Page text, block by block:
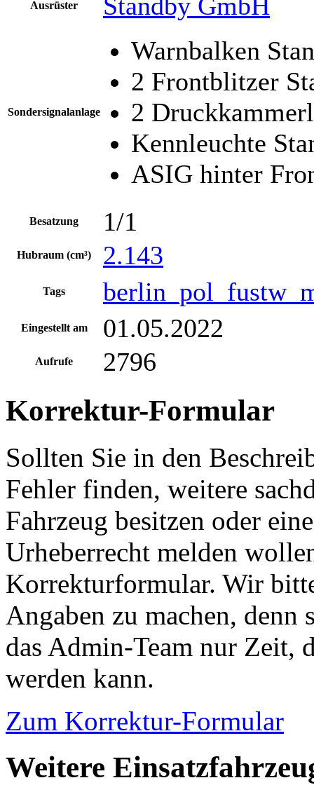
Ausrüster
Sondersignalanlage
Warnbalken
2 Frontblitzer
2
Kennleuchte
ASIG hinter
Besatzung 1/1
Hubraum (cm³) 2.143
Tags
Eingestellt am 01.05.2022
Aufrufe 2796
Korrektur-Formular
Sollten Sie in den
Fehler finden, weitere
Fahrzeug besitzen oder
Urheberrecht melden
Korrekturformular. Wir
Angaben zu machen,
das Admin-Team nur Zeit,
werden kann.
Zum Korrektur-Formular
Weitere